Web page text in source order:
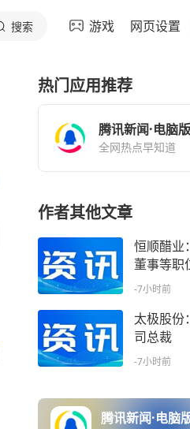
搜索 游戏 网页设置
热门应用推荐
腾讯新闻·电脑版
全网热点早知道
作者其他文章
恒顺醋业
董事等职
-7小时前
太极股份
司总裁
-7小时前
腾讯新闻·电脑